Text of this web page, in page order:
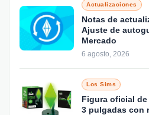
Actualizaciones
Notas de
Ajuste de
Mercado
6 agosto, 2026
Los Sims
Figura oficial
3 pulgadas con